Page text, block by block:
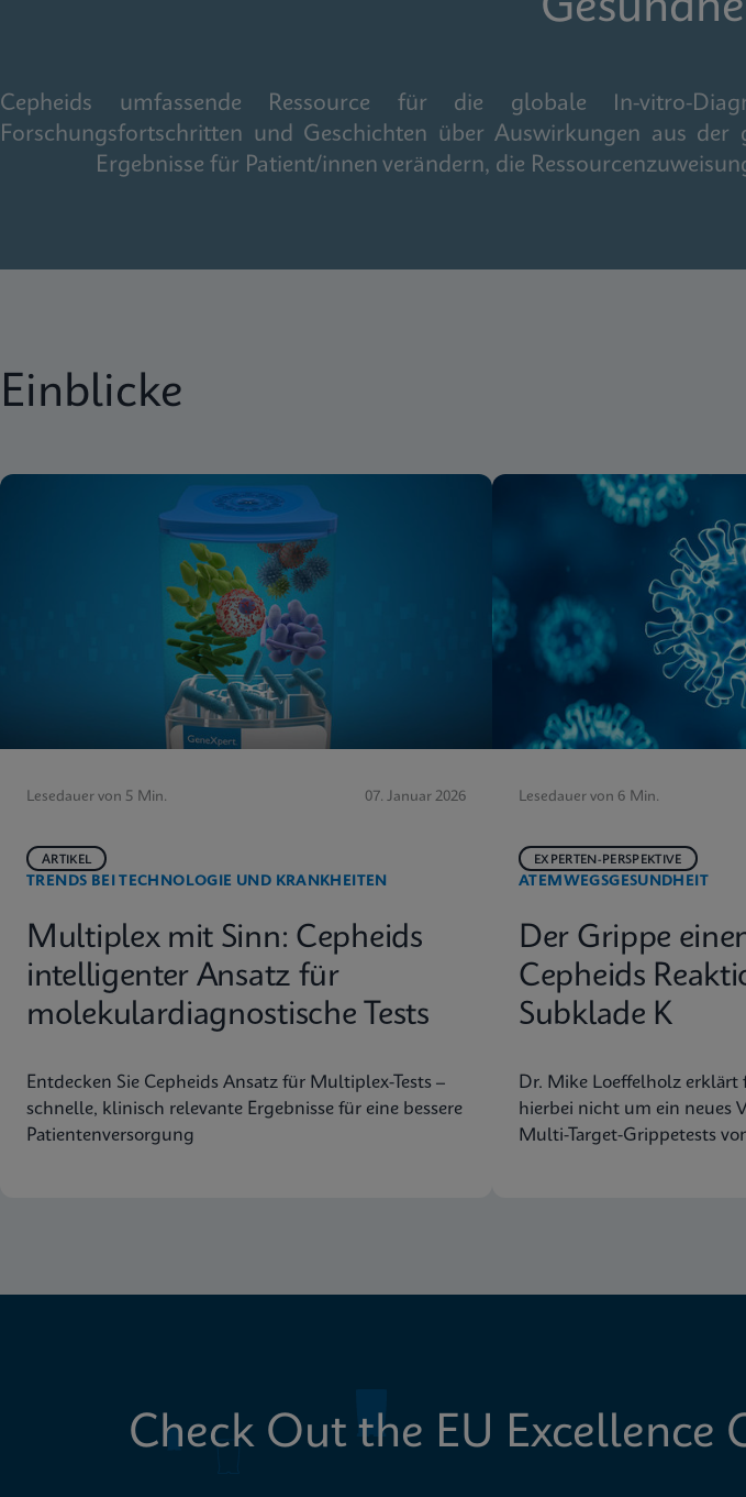
Cepheids umfassende Ressource für die globale In-vitro-
Forschungsfortschritten und Geschichten über Auswirkungen aus
Ergebnisse für Patient/innen verändern, die
Einblicke
Lesedauer von 5 Min. 07. Januar 2026
TRENDS BEI TECHNOLOGIE UND KRANKHEITEN
ARTIKEL
Multiplex mit Sinn: Cepheids
intelligenter Ansatz für
molekulardiagnostische Tests
Entdecken Sie Cepheids Ansatz für Multiplex-Tests –
schnelle, klinisch relevante Ergebnisse für eine bessere
Patientenversorgung
Lesedauer von 6 Min.
ATEMWEGSGESUNDHEIT
EXPERTEN-PERSPEKTIVE
Der Grippe
Cepheids
Subklade K
Dr. Mike Loeffelholz erklärt
hierbei nicht um ein neues
Multi-Target-Grippetests
Check Out the EU Excellence